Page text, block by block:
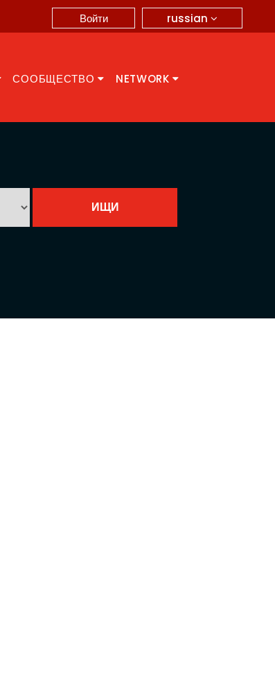
russian
Войти
СООБЩЕСТВО NETWORK